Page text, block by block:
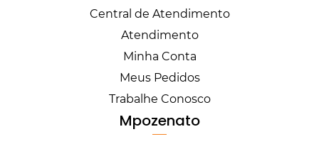
Central de Atendimento
Atendimento
Minha Conta
Meus Pedidos
Trabalhe Conosco
Mpozenato